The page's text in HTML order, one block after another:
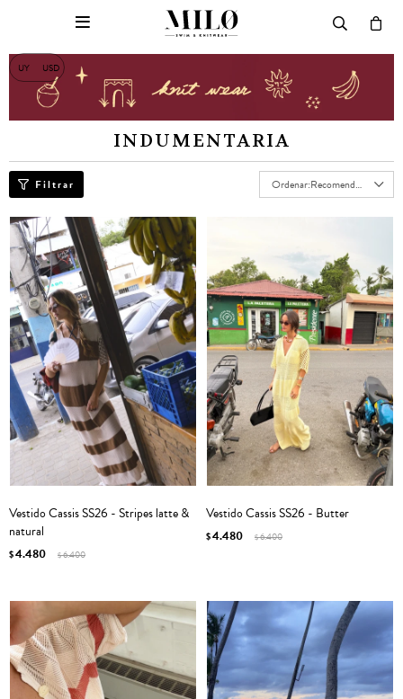
UY USD

INDUMENTARIA
Recomendados
Vestido Cassis SS26 - Stripes latte &
natural
$4.480 $6.400
Vestido Cassis SS26 - Butter
$4.480 $6.400